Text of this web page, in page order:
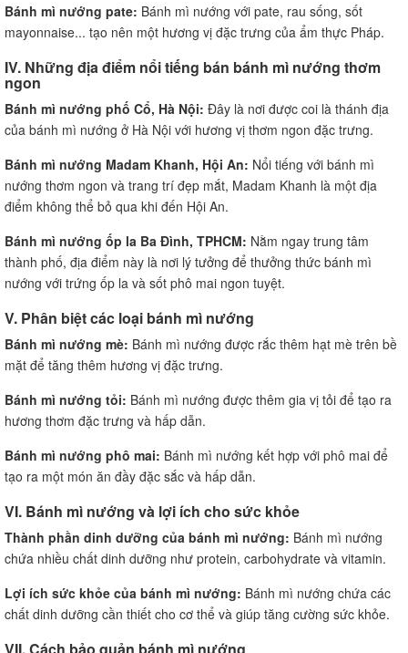
Bánh mì nướng pate: Bánh mì nướng với pate, rau sống, sốt
mayonnaise... tạo nên một hương vị đặc trưng của ẩm thực Pháp.
IV. Những địa điểm nổi tiếng bán bánh mì nướng thơm
ngon
Bánh mì nướng phố Cổ, Hà Nội: Đây là nơi được coi là thánh địa
của bánh mì nướng ở Hà Nội với hương vị thơm ngon đặc trưng.
Bánh mì nướng Madam Khanh, Hội An: Nổi tiếng với bánh mì
nướng thơm ngon và trang trí đẹp mắt, Madam Khanh là một địa
điểm không thể bỏ qua khi đến Hội An.
Bánh mì nướng ốp la Ba Đình, TPHCM: Nằm ngay trung tâm
thành phố, địa điểm này là nơi lý tưởng để thưởng thức bánh mì
nướng với trứng ốp la và sốt phô mai ngon tuyệt.
V. Phân biệt các loại bánh mì nướng
Bánh mì nướng mè: Bánh mì nướng được rắc thêm hạt mè trên bề
mặt để tăng thêm hương vị đặc trưng.
Bánh mì nướng tỏi: Bánh mì nướng được thêm gia vị tỏi để tạo ra
hương thơm đặc trưng và hấp dẫn.
Bánh mì nướng phô mai: Bánh mì nướng kết hợp với phô mai để
tạo ra một món ăn đầy đặc sắc và hấp dẫn.
VI. Bánh mì nướng và lợi ích cho sức khỏe
Thành phần dinh dưỡng của bánh mì nướng: Bánh mì nướng
chứa nhiều chất dinh dưỡng như protein, carbohydrate và vitamin.
Lợi ích sức khỏe của bánh mì nướng: Bánh mì nướng chứa các
chất dinh dưỡng cần thiết cho cơ thể và giúp tăng cường sức khỏe.
VII. Cách bảo quản bánh mì nướng